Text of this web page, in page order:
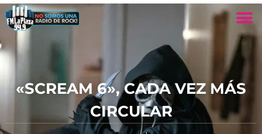
«SCREAM 6», CADA VEZ MÁS
CIRCULAR